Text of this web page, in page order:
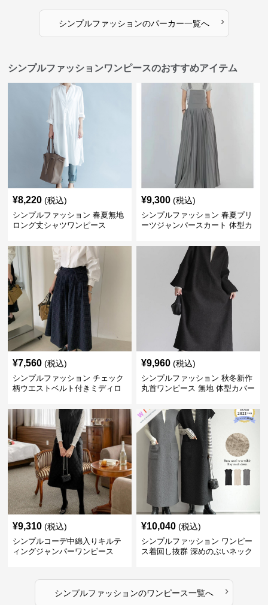
シンプルファッションのパーカー一覧へ ›
シンプルファッションワンピースのおすすめアイテム
¥8,220 (税込)
シンプルファッション 春夏無地
ロング丈シャツワンピース
¥9,300 (税込)
シンプルファッション 春夏プリ
ーツジャンパースカート 体型カ
¥7,560 (税込)
シンプルファッション チェック
柄ウエストベルト付きミディロ
¥9,960 (税込)
シンプルファッション 秋冬新作
丸首ワンピース 無地 体型カバー
¥9,310 (税込)
シンプルコーデ中綿入りキルテ
ィングジャンパーワンピース
¥10,040 (税込)
シンプルファッション ワンピー
ス着回し抜群 深めのぶいネック
シンプルファッションのワンピース一覧へ ›